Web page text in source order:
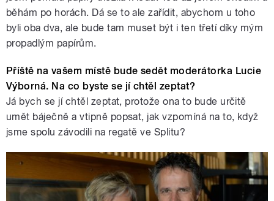
běhám po horách. Dá se to ale zařídit, abychom u toho
byli oba dva, ale bude tam muset být i ten třetí díky mým
propadlým papírům.
Příště na vašem místě bude sedět moderátorka Lucie
Výborná. Na co byste se jí chtěl zeptat?
Já bych se jí chtěl zeptat, protože ona to bude určitě
umět báječně a vtipně popsat, jak vzpomíná na to, když
jsme spolu závodili na regatě ve Splitu?